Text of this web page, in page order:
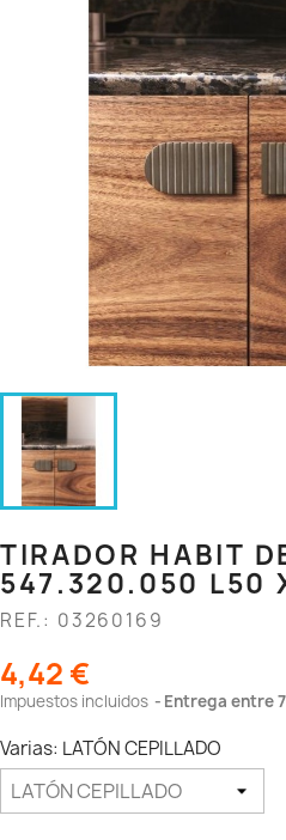
TIRADOR HABIT
547.320.050 L50
REF.: 03260169
4,42 €
Impuestos incluidos Entrega entre
Varias: LATÓN CEPILLADO